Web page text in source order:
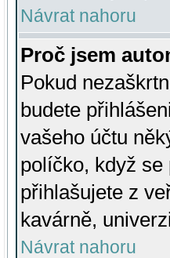
Návrat nahoru
Proč jsem
Pokud
budete
vašeho účtu
políčko, když se
přihlašujete z
kavárně,
Návrat nahoru